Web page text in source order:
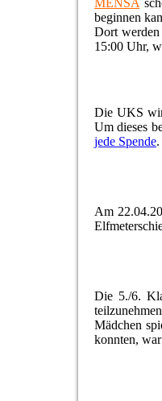
MENSA
beginnen
Dort
15:00 Uhr,
Die UKS
Um dieses
jede Spende.
Am
Die 5./6.
Mädchen
konnten,